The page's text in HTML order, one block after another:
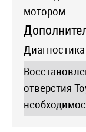
мотором
отверстия